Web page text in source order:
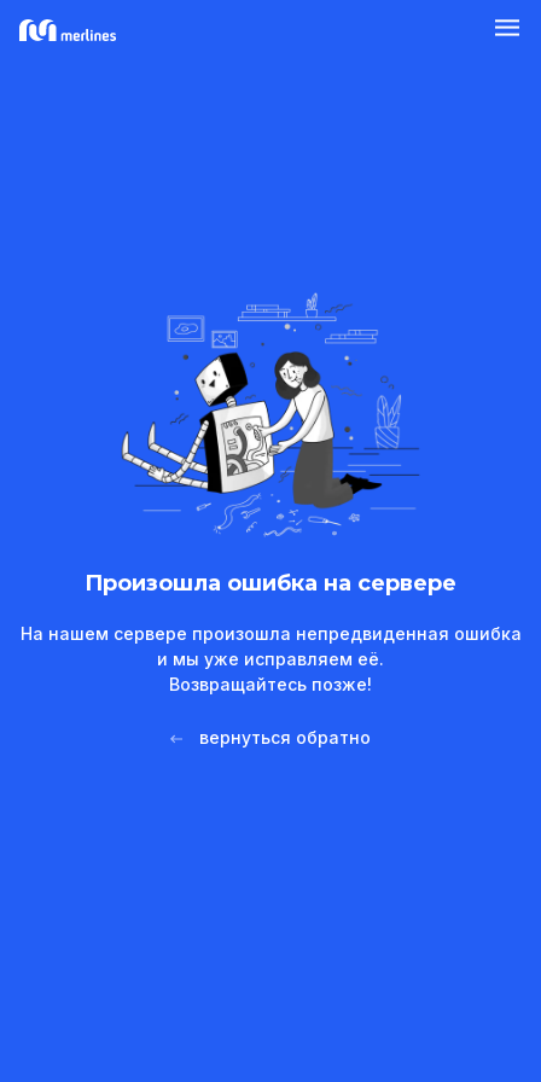
Произошла ошибка на сервере
На нашем сервере произошла непредвиденная ошибка
и мы уже исправляем её.
Возвращайтесь позже!
вернуться обратно